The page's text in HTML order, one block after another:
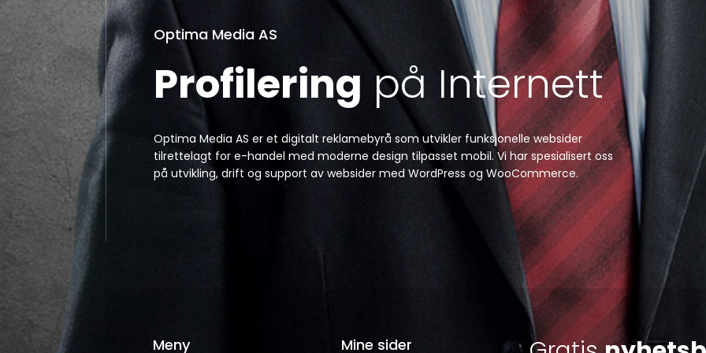
Optima Media AS
Profilering på Internett
Optima Media AS er et digitalt reklamebyrå som utvikler funksjonelle websider
tilrettelagt for e-handel med moderne design tilpasset mobil. Vi har spesialisert oss
på utvikling, drift og support av websider med WordPress og WooCommerce.
Meny Mine sider